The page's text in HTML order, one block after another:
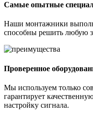
Самые опытные
Наши монтажники
способны решить любую
Проверенное
Мы используем только
гарантирует
настройку сигнала.